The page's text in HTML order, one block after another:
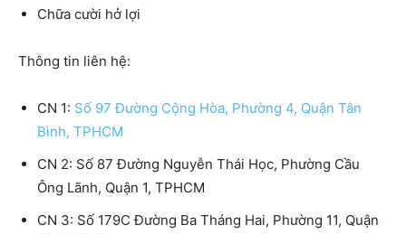
Chữa cười hở lợi
Thông tin liên hệ:
CN 1: Số 97 Đường Cộng Hòa, Phường 4, Quận Tân
Bình, TPHCM
CN 2: Số 87 Đường Nguyễn Thái Học, Phường Cầu
Ông Lãnh, Quận 1, TPHCM
CN 3: Số 179C Đường Ba Tháng Hai, Phường 11, Quận